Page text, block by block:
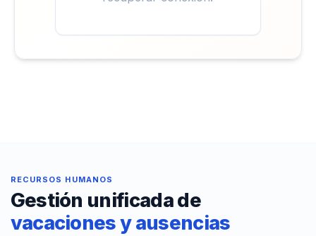
RECURSOS HUMANOS
Gestión unificada de
vacaciones y ausencias